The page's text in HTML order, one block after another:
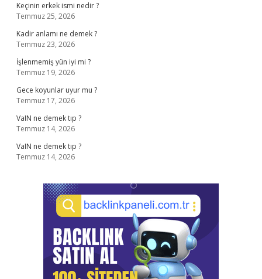
Keçinin erkek ismi nedir ?
Temmuz 25, 2026
Kadir anlamı ne demek ?
Temmuz 23, 2026
İşlenmemiş yün iyi mi ?
Temmuz 19, 2026
Gece koyunlar uyur mu ?
Temmuz 17, 2026
VaIN ne demek tıp ?
Temmuz 14, 2026
VaIN ne demek tıp ?
Temmuz 14, 2026